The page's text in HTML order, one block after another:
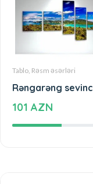
Tablo, Rəsm əsərləri
Rəngarəng sevinc
101 AZN